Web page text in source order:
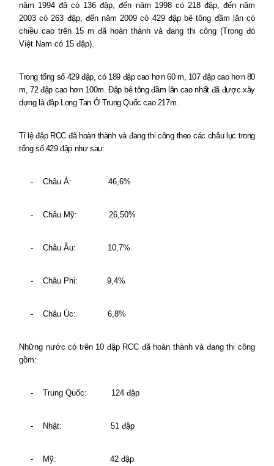
năm 1994 đã có 136 đập, đến năm 1998 có 218 đập, đến năm
2003 có 263 đập, đến năm 2009 có 429 đập bê tông đầm lăn có
chiều cao trên 15 m đã hoàn thành và đang thi công (Trong đó
Việt Nam có 15 đập).
Trong tổng số 429 đập, có 189 đập cao hơn 60 m, 107 đập cao hơn 80
m, 72 đập cao hơn 100m. Đập bê tông đầm lăn cao nhất đã được xây
dựng là đập Long Tan Ở Trung Quốc cao 217m.
Tỉ lệ đập RCC đã hoàn thành và đang thi công theo các châu lục trong
tổng số 429 đập như sau:
- Châu Á: 46,6%
- Châu Mỹ: 26,50%
- Châu Âu: 10,7%
- Châu Phi: 9,4%
- Châu Úc: 6,8%
Những nước có trên 10 đập RCC đã hoàn thành và đang thi công
gồm:
- Trung Quốc: 124 đập
- Nhật: 51 đập
- Mỹ: 42 đập